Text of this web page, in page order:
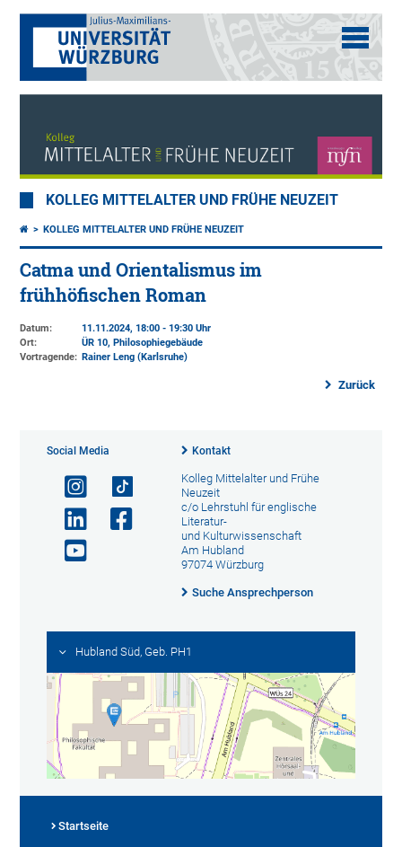
KOLLEG MITTELALTER UND FRÜHE NEUZEIT
KOLLEG MITTELALTER UND FRÜHE NEUZEIT
Catma und Orientalismus im
frühhöfischen Roman
Datum:
11.11.2024, 18:00 - 19:30 Uhr
Ort:
ÜR 10, Philosophiegebäude
Vortragende: Rainer Leng (Karlsruhe)
Zurück
Social Media Kontakt
Kolleg Mittelalter und Frühe
Neuzeit
c/o Lehrstuhl für englische
Literatur-
und Kulturwissenschaft
Am Hubland
97074 Würzburg
Suche Ansprechperson
Hubland Süd, Geb. PH1
Startseite